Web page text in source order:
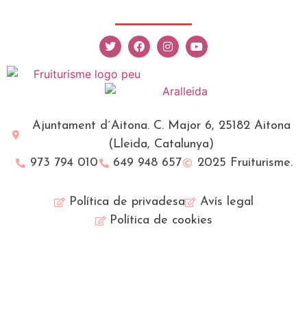
Ajuntament d´Aitona. C. Major 6, 25182 Aitona
(Lleida, Catalunya)
973 794 010
649 948 657 2025 Fruiturisme.
Política de privadesa
Avís legal
Política de cookies